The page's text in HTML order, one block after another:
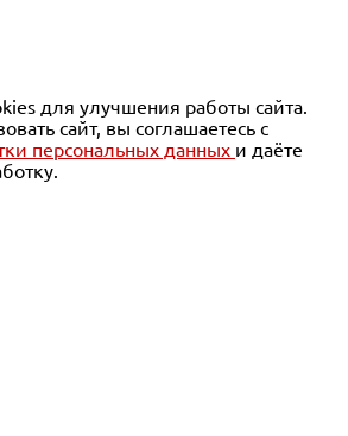
для улучшения работы сайта.
сайт, вы соглашаетесь с
персональных данных и даёте